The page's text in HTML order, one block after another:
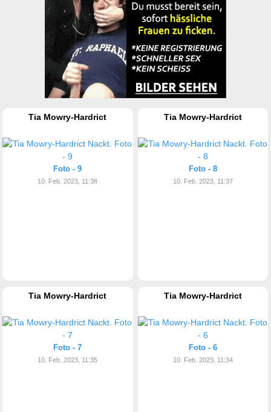
Tia Mowry-Hardrict
Foto - 9
10. Feb. 2023, 11:38
Tia Mowry-Hardrict
Foto - 8
10. Feb. 2023, 11:37
Tia Mowry-Hardrict
Foto - 7
10. Feb. 2023, 11:35
Tia Mowry-Hardrict
Foto - 6
10. Feb. 2023, 11:34